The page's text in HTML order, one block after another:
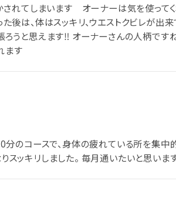
れてしまいます オーナーは気を使って
た後は、体はスッキリ、ウエストクビレが
ろうと思えます‼︎ オーナーさんの人柄です
ます
分のコースで、身体の疲れている所を集中
ッキリしました。 毎月通いたいと思います